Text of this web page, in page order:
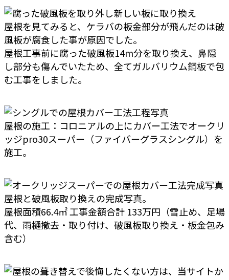
屋根を見てみると、ケラバの板金部分が飛んだのは破
風板が腐食した事が原因でした。
屋根工事前に腐った破風板14m分を取り換え、鼻隠
し部分も傷んでいたため、全てガルバリウム鋼板で包
む工事をしました。
屋根の施工：コロニアルの上にカバー工法でオークリ
ッジpro30スーパー（ファイバーグラスシングル）を
施工。
屋根と破風板取り換えの完成写真。
屋根面積66.4㎡ 工事金額合計 133万円（雪止め、足場
代、雨樋撤去・取り付け、破風板取り換え・板金包み
含む）